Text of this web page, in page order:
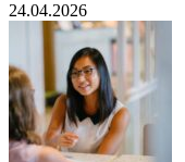
24.04.2026